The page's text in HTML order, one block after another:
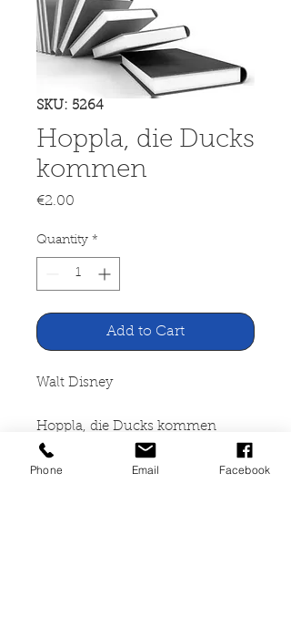
SKU: 5264
Hoppla, die Ducks
kommen
€2.00
Quantity *
Add to Cart
Walt Disney
Hoppla, die Ducks kommen
Lustige Taschenbücher
Phone Email Facebook